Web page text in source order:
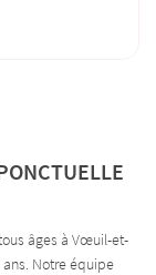
âges à Vœuil-et-
Notre équipe